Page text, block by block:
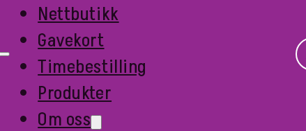
Nettbutikk
Gavekort
Timebestilling
Produkter
Om oss